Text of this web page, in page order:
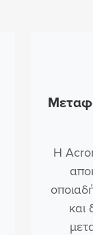
Η
και